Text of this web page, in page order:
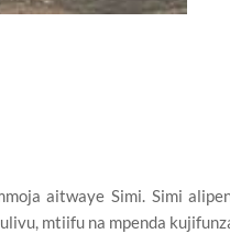
aitwaye Simi. Simi
mtiifu na mpenda